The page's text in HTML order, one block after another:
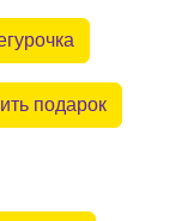
подарок